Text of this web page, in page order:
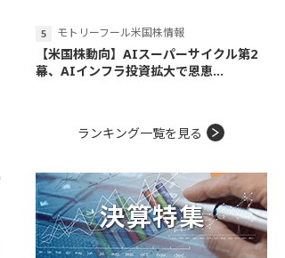
モトリーフール米国株情報
【米国株動向】AIスーパーサイクル第2
幕、AIインフラ投資拡大で恩恵...
ランキング一覧を見る